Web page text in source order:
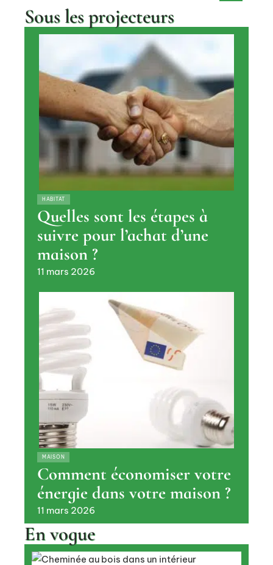
Sous les projecteurs
HABITAT
Quelles sont les étapes à
suivre pour l’achat d’une
maison ?
11 mars 2026
MAISON
Comment économiser votre
énergie dans votre maison ?
11 mars 2026
En vogue